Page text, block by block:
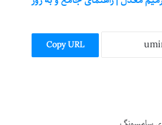
Copy URL